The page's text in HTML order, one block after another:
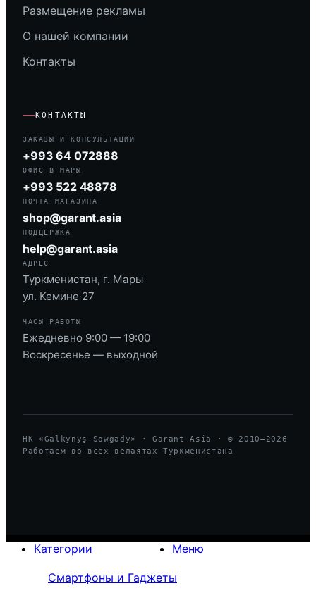
Размещение рекламы
О нашей компании
Контакты
КОНТАКТЫ
ЗАКАЗЫ И КОНСУЛЬТАЦИИ
+993 64 072888
ОФИС В МАРЫ
+993 522 48878
ПОЧТА МАГАЗИНА
shop@garant.asia
ПОДДЕРЖКА
help@garant.asia
АДРЕС
Туркменистан, г. Мары
ул. Кемине 27
ЧАСЫ РАБОТЫ
Ежедневно 9:00 — 19:00
Воскресенье — выходной
HK «Galkynyş Sowgady» · Garant Asia · © 2010—2026
Работаем во всех велаятах Туркменистана
Меню
Категории
Смартфоны и Гаджеты